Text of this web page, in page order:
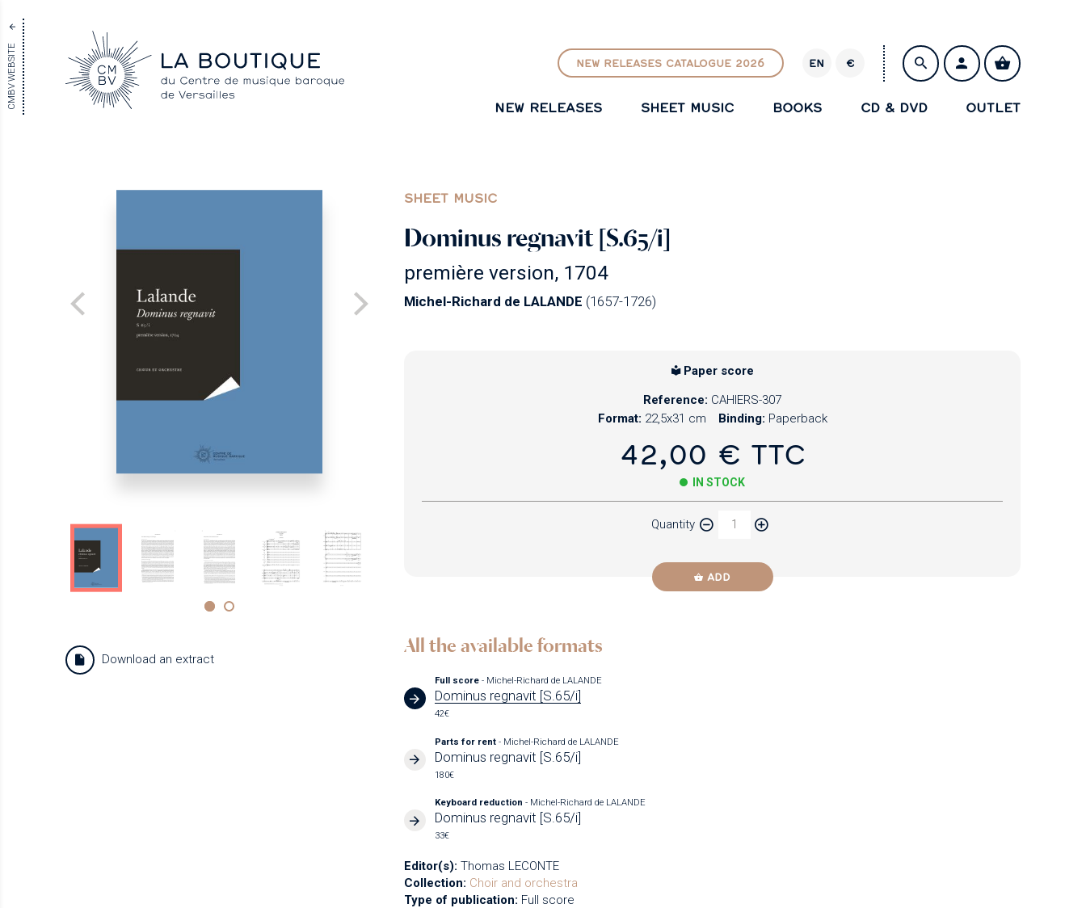
CMBV WEBSITE NEW RELEASES CATALOGUE 2026 EN
R
€
NEW RELEASES SHEET MUSIC BOOKS CD & DVD OUTLET
SHEET MUSIC
Dominus regnavit [S.65/i]
première version, 1704
Michel-Richard de LALANDE (1657-1726)
Download an extract
Paper score
Reference: CAHIERS-307
Format: 22,5x31 cm Binding: Paperback
42,00 € TTC
IN STOCK
Quantity
ADD
All the available formats
Full score- Michel-Richard de LALANDE
Dominus regnavit [S.65/i]
42€
Parts for rent- Michel-Richard de LALANDE
Dominus regnavit [S.65/i]
180€
Keyboard reduction- Michel-Richard de LALANDE
Dominus regnavit [S.65/i]
33€
Editor(s): Thomas LECONTE
Collection: Choir and orchestra
Type of publication: Full score